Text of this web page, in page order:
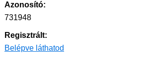
Azonosító:
731948
Regisztrált:
Belépve láthatod